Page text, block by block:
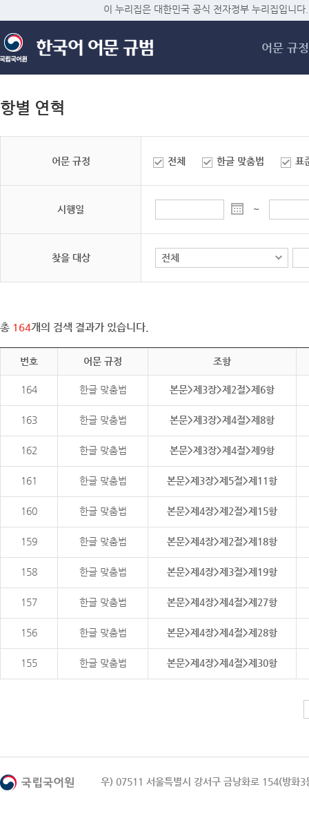
메
이 누리집은 대한민국 공식 전자정부 누리집입니다.
어문 규정
항별 연혁
어문 규정 전체 한글 맞춤법 표
시행일 ~
찾을 대상
총 164개의 검색 결과가 있습니다.
번호 어문 규정 조항
164 한글 맞춤법 본문>제3장>제2절>제6항
163 한글 맞춤법 본문>제3장>제4절>제8항
162 한글 맞춤법 본문>제3장>제4절>제9항
161 한글 맞춤법 본문>제3장>제5절>제11항
160 한글 맞춤법 본문>제4장>제2절>제15항
159 한글 맞춤법 본문>제4장>제2절>제18항
158 한글 맞춤법 본문>제4장>제3절>제19항
157 한글 맞춤법 본문>제4장>제4절>제27항
156 한글 맞춤법 본문>제4장>제4절>제28항
155 한글 맞춤법 본문>제4장>제4절>제30항
우) 07511 서울특별시 강서구 금낭화로 154(방화3